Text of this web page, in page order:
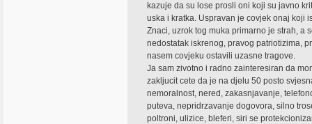
kazuje da su lose prosli oni koji su javno
uska i kratka. Uspravan je covjek onaj koji
Znaci, uzrok tog muka primarno je strah, a
nedostatak iskrenog, pravog patriotizima,
nasem covjeku ostavili uzasne tragove.
Ja sam zivotno i radno zainteresiran da
zakljucit cete da je na djelu 50 posto
nemoralnost, nered, zakasnjavanje,
puteva, nepridrzavanje dogovora, silno
poltroni, ulizice, bleferi, siri se